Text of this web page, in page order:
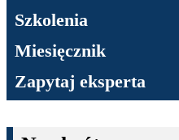
Szkolenia
Miesięcznik
Zapytaj eksperta